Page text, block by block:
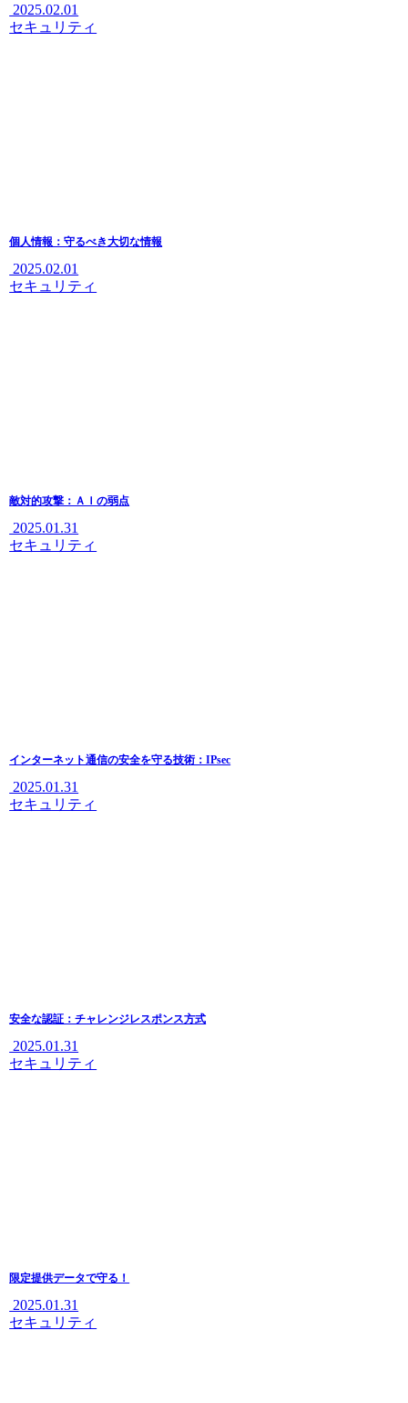
2025.02.01
セキュリティ
個人情報：守るべき大切な情報
2025.02.01
セキュリティ
敵対的攻撃：ＡＩの弱点
2025.01.31
セキュリティ
インターネット通信の安全を守る技術：IPsec
2025.01.31
セキュリティ
安全な認証：チャレンジレスポンス方式
2025.01.31
セキュリティ
限定提供データで守る！
2025.01.31
セキュリティ